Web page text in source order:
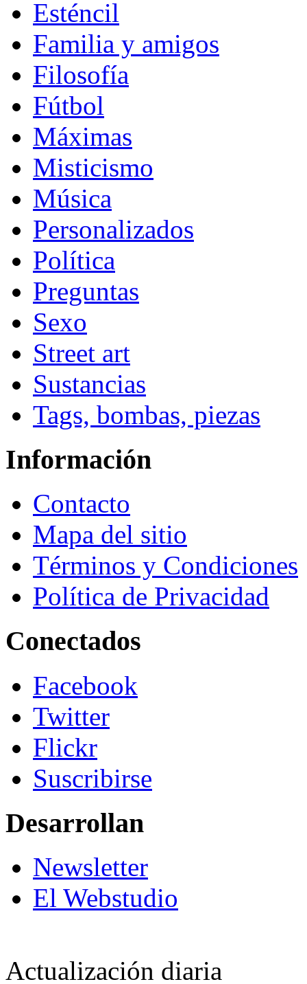
Esténcil
Familia y amigos
Filosofía
Fútbol
Máximas
Misticismo
Música
Personalizados
Política
Preguntas
Sexo
Street art
Sustancias
Tags, bombas, piezas
Información
Contacto
Mapa del sitio
Términos y Condiciones
Política de Privacidad
Conectados
Facebook
Twitter
Flickr
Suscribirse
Desarrollan
Newsletter
El Webstudio
Actualización diaria